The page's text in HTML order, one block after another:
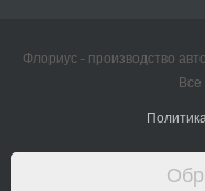
Флориус - производство